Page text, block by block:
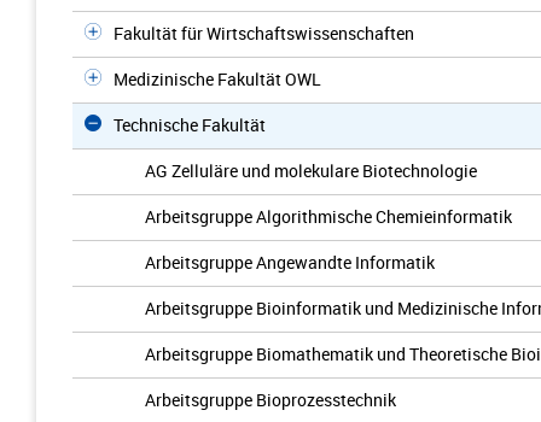
Fakultät für Wirtschaftswissenschaften
Medizinische Fakultät OWL
Technische Fakultät
AG Zelluläre und molekulare Biotechnologie
Arbeitsgruppe Algorithmische Chemieinformatik
Arbeitsgruppe Angewandte Informatik
Arbeitsgruppe Bioinformatik und Medizinische
Arbeitsgruppe Biomathematik und Theoretische
Arbeitsgruppe Bioprozesstechnik